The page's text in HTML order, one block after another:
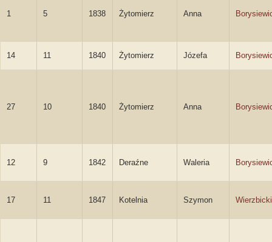
1 5 1838 Żytomierz Anna
14 11 1840 Żytomierz Józefa
27 10 1840 Żytomierz Anna
12 9 1842 Deraźne Waleria
17 11 1847 Kotelnia Szymon Wierzbicki